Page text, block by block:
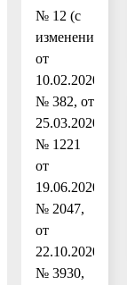
№ 12 (с
изменениями
от
10.02.2020
№ 382, от
25.03.2020
№ 1221
от
19.06.2020
№ 2047,
от
22.10.2020
№ 3930,